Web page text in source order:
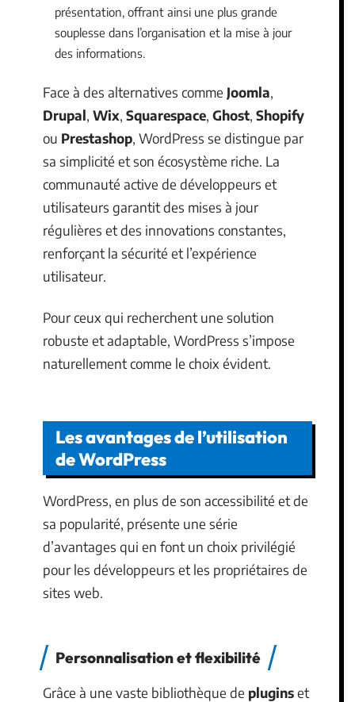
présentation, offrant ainsi une plus grande
souplesse dans l’organisation et la mise à jour
des informations.
Face à des alternatives comme Joomla,
Drupal, Wix, Squarespace, Ghost, Shopify
ou Prestashop, WordPress se distingue par
sa simplicité et son écosystème riche. La
communauté active de développeurs et
utilisateurs garantit des mises à jour
régulières et des innovations constantes,
renforçant la sécurité et l’expérience
utilisateur.
Pour ceux qui recherchent une solution
robuste et adaptable, WordPress s’impose
naturellement comme le choix évident.
Les avantages de l’utilisation
de WordPress
WordPress, en plus de son accessibilité et de
sa popularité, présente une série
d’avantages qui en font un choix privilégié
pour les développeurs et les propriétaires de
sites web.
Personnalisation et flexibilité
Grâce à une vaste bibliothèque de pluginset